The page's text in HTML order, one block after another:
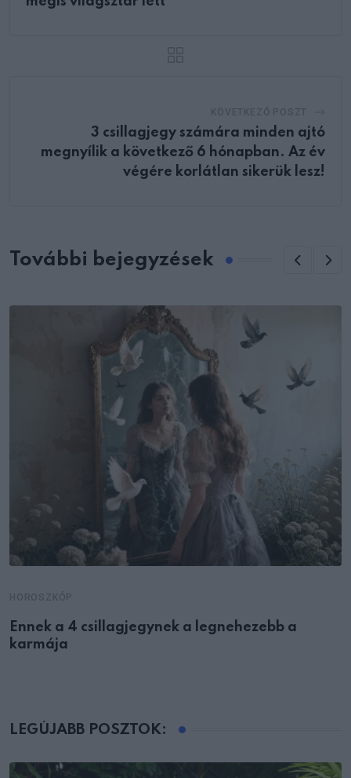
3 csillagjegy számára minden ajtó
megnyílik a következő 6 hónapban. Az év
végére korlátlan sikerük lesz!
További bejegyzések
Ennek a 4 csillagjegynek a legnehezebb a
karmája
LEGÚJABB POSZTOK: